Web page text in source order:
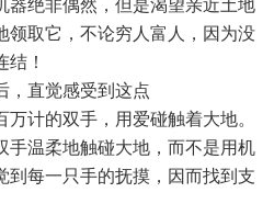
器绝非偶然，但是渴望亲近土地
领取它，不论穷人富人，因为没
！
，直觉感受到这点
万计的双手，用爱碰触着大地。
手温柔地触碰大地，而不是用机
到每一只手的抚摸，因而找到支